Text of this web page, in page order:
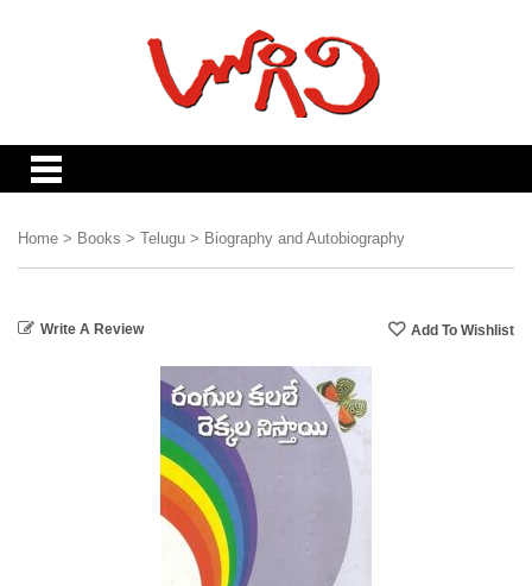
Home > Books > Telugu > Biography and Autobiography
Write A Review